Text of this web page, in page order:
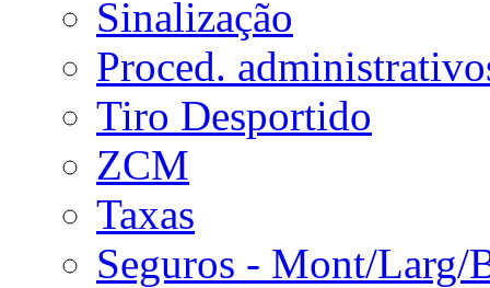
Sinalização
Proced.
Tiro Desportido
ZCM
Taxas
Seguros - Mont/Larg/